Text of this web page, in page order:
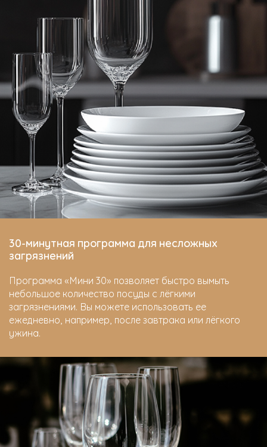
30-минутная программа для несложных
загрязнений
Программа «Мини 30» позволяет быстро вымыть
небольшое количество посуды с лёгкими
загрязнениями. Вы можете использовать ее
ежедневно, например, после завтрака или лёгкого
ужина.